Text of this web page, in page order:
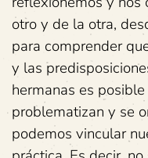
otro y de la otra,
para comprender
y las
hermanas es
problematizan y se
podemos vincular